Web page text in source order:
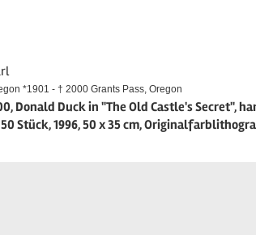
*1901 - † 2000 Grants Pass, Oregon
Donald Duck in "The Old Castle's Secret",
Stück, 1996, 50 x 35 cm,